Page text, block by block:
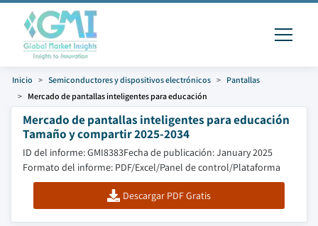
Inicio Semiconductores y dispositivos electrónicos
Pantallas
Mercado de pantallas inteligentes para educación
Mercado de pantallas inteligentes para educación
Tamaño y compartir 2025-2034
ID del informe: GMI8383Fecha de publicación: January 2025
Formato del informe: PDF/Excel/Panel de control/Plataforma
Descargar PDF Gratis